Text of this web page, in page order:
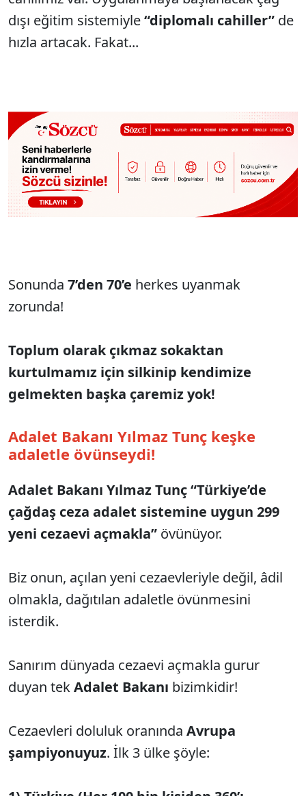
dışı eğitim sistemiyle“diplomalı cahiller” de
hızla artacak. Fakat...
Sonunda 7’den 70’e herkes uyanmak
zorunda!
Toplum olarak çıkmaz sokaktan
kurtulmamız için silkinip kendimize
gelmekten başka çaremiz yok!
Adalet Bakanı Yılmaz Tunç keşke
adaletle övünseydi!
Adalet Bakanı Yılmaz Tunç “Türkiye’de
çağdaş ceza adalet sistemine uygun 299
yeni cezaevi açmakla” övünüyor.
Biz onun, açılan yeni cezaevleriyle değil, âdil
olmakla, dağıtılan adaletle övünmesini
isterdik.
Sanırım dünyada cezaevi açmakla gurur
duyan tekAdalet Bakanı bizimkidir!
Cezaevleri doluluk oranında Avrupa
şampiyonuyuz. İlk 3 ülke şöyle: